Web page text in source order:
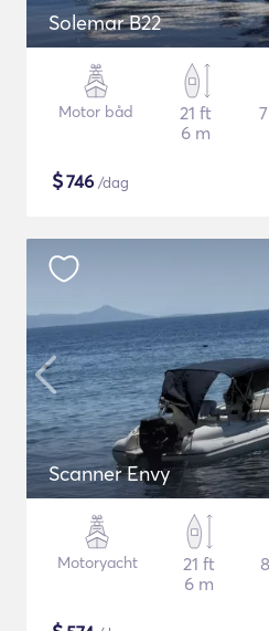
Solemar B22
Motor båd
21 ft
6 m
$746 /dag
Scanner Envy
Motoryacht
21 ft
6 m